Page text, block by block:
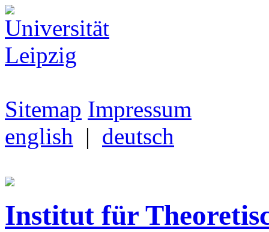
Sitemap Impressum
english | deutsch
Institut für